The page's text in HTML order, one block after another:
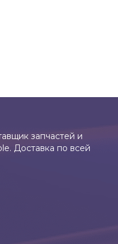
запчастей и
Доставка по всей